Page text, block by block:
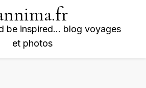
be inspired… blog voyages
et photos